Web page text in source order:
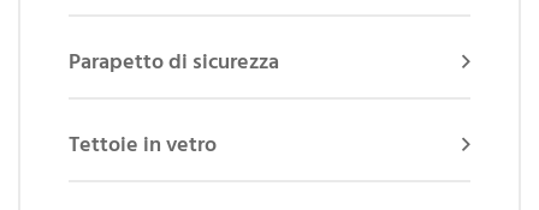
Parapetto di sicurezza
Tettoie in vetro